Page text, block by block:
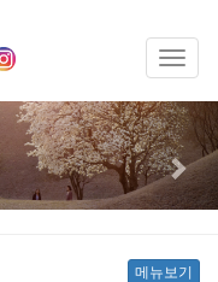
메뉴보기